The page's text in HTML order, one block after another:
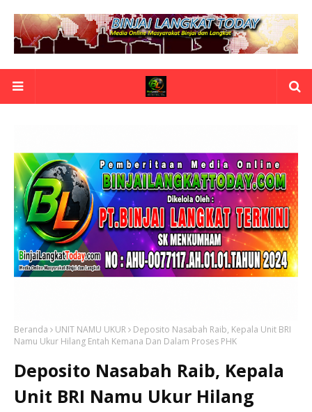
Beranda UNIT NAMU UKUR
Deposito Nasabah Raib, Kepala Unit BRI
Namu Ukur Hilang Entah Kemana Dan Dalam Proses PHK
Deposito Nasabah Raib, Kepala
Unit BRI Namu Ukur Hilang